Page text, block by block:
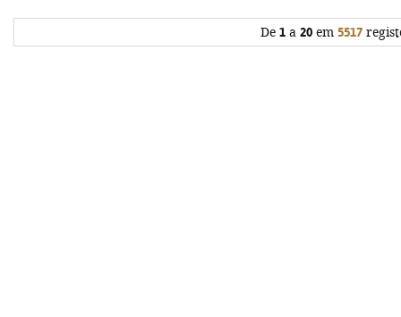
De 1a 20em 5517